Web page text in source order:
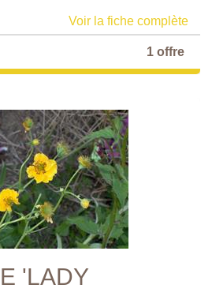
Voir la fiche complète
1 offre
'LADY